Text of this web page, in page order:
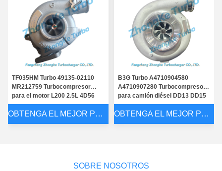
TF035HM Turbo 49135-02110
MR212759 Turbocompresor
para el motor L200 2.5L 4D56
OBTENGA EL MEJOR PRECIO
B3G Turbo A4710904580
A4710907280 Turbocompresor
para camión diésel DD13 DD15
OBTENGA EL MEJOR PRECIO
SOBRE NOSOTROS